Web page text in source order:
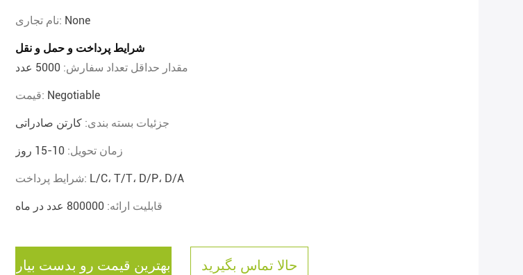
نام تجاری: None
شرایط پرداخت و حمل و نقل
مقدار حداقل تعداد سفارش: 5000 عدد
قیمت: Negotiable
جزئیات بسته بندی: کارتن صادراتی
زمان تحویل: 10-15 روز
شرایط پرداخت: L/C، T/T، D/P، D/A
قابلیت ارائه: 800000 عدد در ماه
بهترین قیمت رو بدست بیار حالا تماس بگیرید